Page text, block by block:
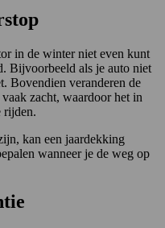
in de winter niet even kunt
Bijvoorbeeld als je auto niet
Bovendien veranderen de
zacht, waardoor het in
rijden.
kan een jaardekking
wanneer je de weg op